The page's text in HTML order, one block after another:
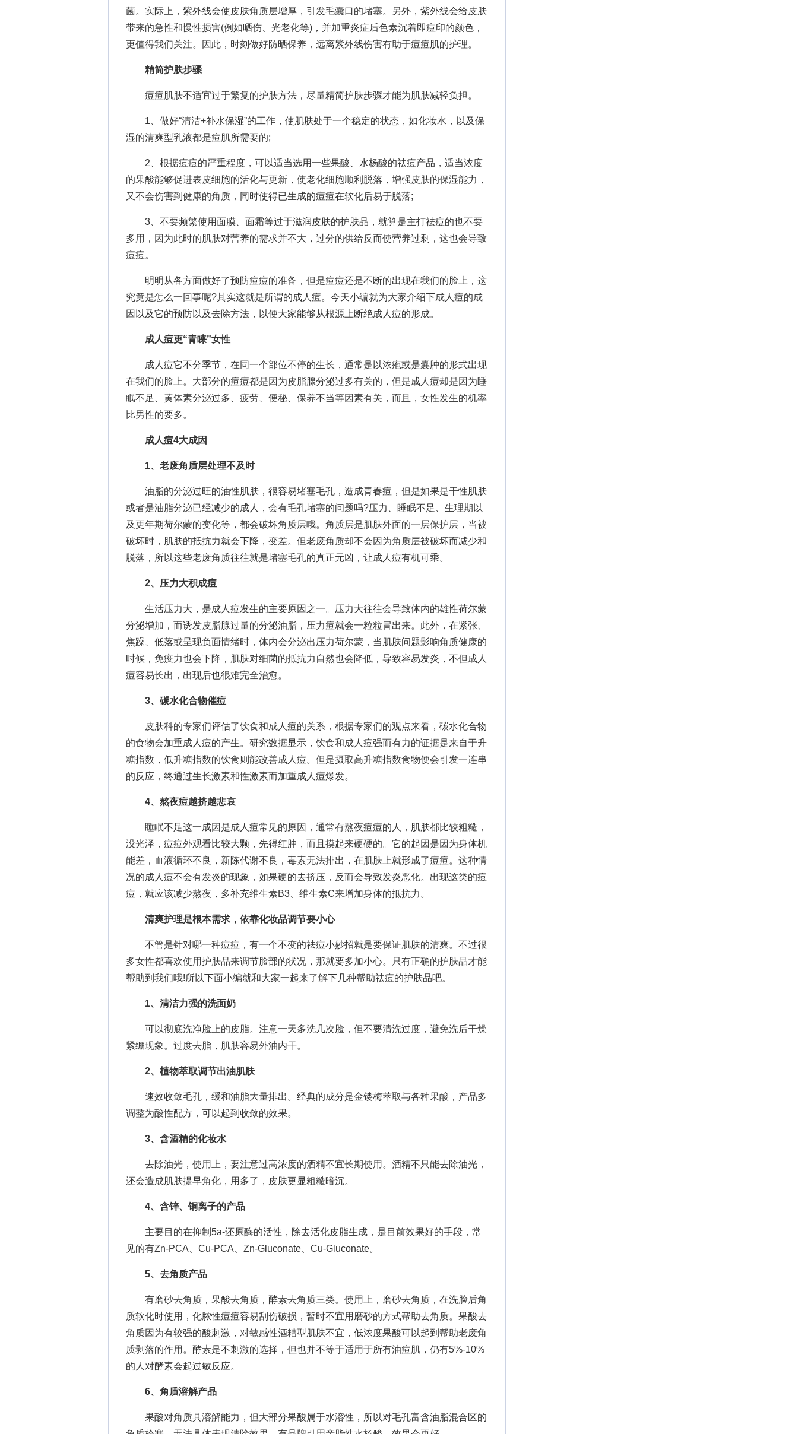
菌。实际上，紫外线会使皮肤角质层增厚，引发毛囊口的堵塞。另外，紫外线会给皮肤
带来的急性和慢性损害(例如晒伤、光老化等)，并加重炎症后色素沉着即痘印的颜色，
更值得我们关注。因此，时刻做好防晒保养，远离紫外线伤害有助于痘痘肌的护理。
精简护肤步骤
痘痘肌肤不适宜过于繁复的护肤方法，尽量精简护肤步骤才能为肌肤减轻负担。
1、做好“清洁+补水保湿”的工作，使肌肤处于一个稳定的状态，如化妆水，以及保
湿的清爽型乳液都是痘肌所需要的;
2、根据痘痘的严重程度，可以适当选用一些果酸、水杨酸的祛痘产品，适当浓度
的果酸能够促进表皮细胞的活化与更新，使老化细胞顺利脱落，增强皮肤的保湿能力，
又不会伤害到健康的角质，同时使得已生成的痘痘在软化后易于脱落;
3、不要频繁使用面膜、面霜等过于滋润皮肤的护肤品，就算是主打祛痘的也不要
多用，因为此时的肌肤对营养的需求并不大，过分的供给反而使营养过剩，这也会导致
痘痘。
明明从各方面做好了预防痘痘的准备，但是痘痘还是不断的出现在我们的脸上，这
究竟是怎么一回事呢?其实这就是所谓的成人痘。今天小编就为大家介绍下成人痘的成
因以及它的预防以及去除方法，以便大家能够从根源上断绝成人痘的形成。
成人痘更“青睐”女性
成人痘它不分季节，在同一个部位不停的生长，通常是以浓疱或是囊肿的形式出现
在我们的脸上。大部分的痘痘都是因为皮脂腺分泌过多有关的，但是成人痘却是因为睡
眠不足、黄体素分泌过多、疲劳、便秘、保养不当等因素有关，而且，女性发生的机率
比男性的要多。
成人痘4大成因
1、老废角质层处理不及时
油脂的分泌过旺的油性肌肤，很容易堵塞毛孔，造成青春痘，但是如果是干性肌肤
或者是油脂分泌已经减少的成人，会有毛孔堵塞的问题吗?压力、睡眠不足、生理期以
及更年期荷尔蒙的变化等，都会破坏角质层哦。角质层是肌肤外面的一层保护层，当被
破坏时，肌肤的抵抗力就会下降，变差。但老废角质却不会因为角质层被破坏而减少和
脱落，所以这些老废角质往往就是堵塞毛孔的真正元凶，让成人痘有机可乘。
2、压力大积成痘
生活压力大，是成人痘发生的主要原因之一。压力大往往会导致体内的雄性荷尔蒙
分泌增加，而诱发皮脂腺过量的分泌油脂，压力痘就会一粒粒冒出来。此外，在紧张、
焦躁、低落或呈现负面情绪时，体内会分泌出压力荷尔蒙，当肌肤问题影响角质健康的
时候，免疫力也会下降，肌肤对细菌的抵抗力自然也会降低，导致容易发炎，不但成人
痘容易长出，出现后也很难完全治愈。
3、碳水化合物催痘
皮肤科的专家们评估了饮食和成人痘的关系，根据专家们的观点来看，碳水化合物
的食物会加重成人痘的产生。研究数据显示，饮食和成人痘强而有力的证据是来自于升
糖指数，低升糖指数的饮食则能改善成人痘。但是摄取高升糖指数食物便会引发一连串
的反应，终通过生长激素和性激素而加重成人痘爆发。
4、熬夜痘越挤越悲哀
睡眠不足这一成因是成人痘常见的原因，通常有熬夜痘痘的人，肌肤都比较粗糙，
没光泽，痘痘外观看比较大颗，先得红肿，而且摸起来硬硬的。它的起因是因为身体机
能差，血液循环不良，新陈代谢不良，毒素无法排出，在肌肤上就形成了痘痘。这种情
况的成人痘不会有发炎的现象，如果硬的去挤压，反而会导致发炎恶化。出现这类的痘
痘，就应该减少熬夜，多补充维生素B3、维生素C来增加身体的抵抗力。
清爽护理是根本需求，依靠化妆品调节要小心
不管是针对哪一种痘痘，有一个不变的祛痘小妙招就是要保证肌肤的清爽。不过很
多女性都喜欢使用护肤品来调节脸部的状况，那就要多加小心。只有正确的护肤品才能
帮助到我们哦!所以下面小编就和大家一起来了解下几种帮助祛痘的护肤品吧。
1、清洁力强的洗面奶
可以彻底洗净脸上的皮脂。注意一天多洗几次脸，但不要清洗过度，避免洗后干燥
紧绷现象。过度去脂，肌肤容易外油内干。
2、植物萃取调节出油肌肤
速效收敛毛孔，缓和油脂大量排出。经典的成分是金镂梅萃取与各种果酸，产品多
调整为酸性配方，可以起到收敛的效果。
3、含酒精的化妆水
去除油光，使用上，要注意过高浓度的酒精不宜长期使用。酒精不只能去除油光，
还会造成肌肤提早角化，用多了，皮肤更显粗糙暗沉。
4、含锌、铜离子的产品
主要目的在抑制5a-还原酶的活性，除去活化皮脂生成，是目前效果好的手段，常
见的有Zn-PCA、Cu-PCA、Zn-Gluconate、Cu-Gluconate。
5、去角质产品
有磨砂去角质，果酸去角质，酵素去角质三类。使用上，磨砂去角质，在洗脸后角
质软化时使用，化脓性痘痘容易刮伤破损，暂时不宜用磨砂的方式帮助去角质。果酸去
角质因为有较强的酸刺激，对敏感性酒糟型肌肤不宜，低浓度果酸可以起到帮助老废角
质剥落的作用。酵素是不刺激的选择，但也并不等于适用于所有油痘肌，仍有5%-10%
的人对酵素会起过敏反应。
6、角质溶解产品
果酸对角质具溶解能力，但大部分果酸属于水溶性，所以对毛孔富含油脂混合区的